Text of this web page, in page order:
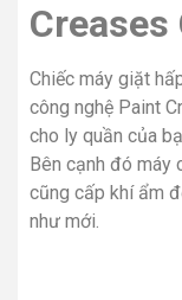
Creases
Chiếc máy giặt
công nghệ Paint
cho ly quần của
Bên cạnh đó máy
cũng cấp khí ẩm
như mới.